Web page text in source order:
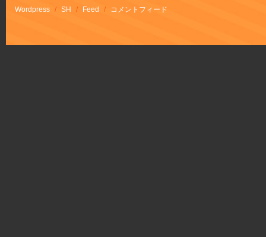
Wordpress / SH / Feed / コメントフィード